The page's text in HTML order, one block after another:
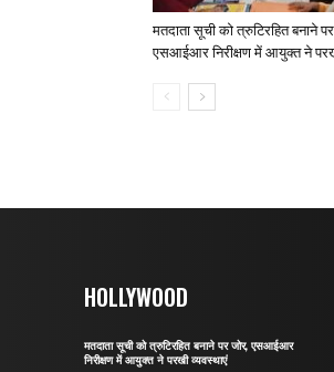
मतदाता सूची को त्रुटिरहित बनाने
एसआईआर निरीक्षण में आयुक्त ने
HOLLYWOOD
मतदाता सूची को त्रुटिरहित बनाने पर जोर, एसआईआर
निरीक्षण में आयुक्त ने परखी व्यवस्थाएं